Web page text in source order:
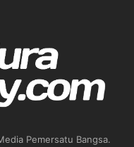
Pemersatu Bangsa.